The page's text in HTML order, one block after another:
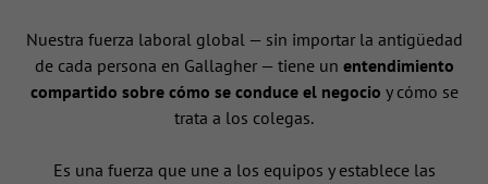
Nuestra fuerza laboral global — sin importar la antigüedad
de cada persona en Gallagher — tiene un entendimiento
compartido sobre cómo se conduce el negocio y cómo se
trata a los colegas.
Es una fuerza que une a los equipos y establece las